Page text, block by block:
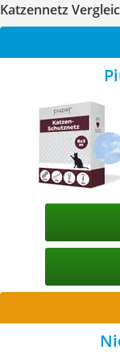
Katzennetz